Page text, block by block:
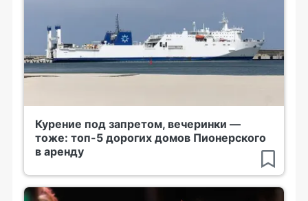
Курение под запретом, вечеринки —
тоже: топ-5 дорогих домов Пионерского
в аренду